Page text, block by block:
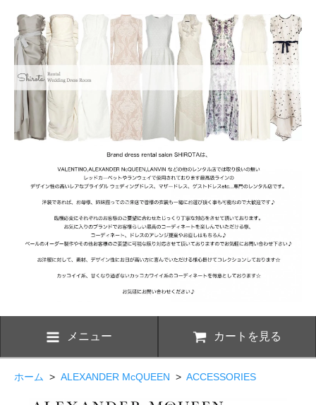
メニュー カートを見る
ホーム > ALEXANDER McQUEEN > ACCESSORIES